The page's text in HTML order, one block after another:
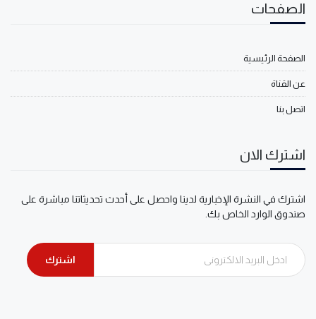
الصفحات
الصفحة الرئيسية
عن القناة
اتصل بنا
اشترك الان
اشترك في النشرة الإخبارية لدينا واحصل على أحدث تحديثاتنا مباشرة على
صندوق الوارد الخاص بك.
اشترك